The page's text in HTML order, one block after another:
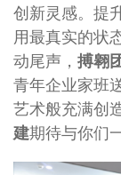
创新灵感。提
用最真实的状
动尾声， 搏翱
青年企业家班
艺术般充满创
建期待与你们